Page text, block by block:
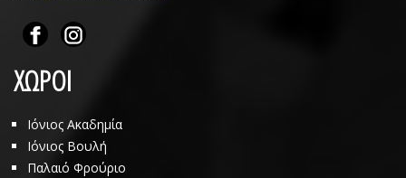
ΧΩΡΟΙ
Ιόνιος Ακαδημία
Ιόνιος Βουλή
Παλαιό Φρούριο